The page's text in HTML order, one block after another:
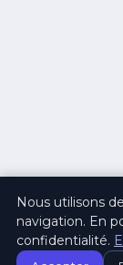
Nous utilisons
navigation. En
confidentialité.